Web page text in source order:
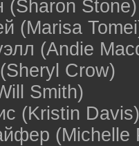
Stone)
(Marisa
(Andie
Crow)
Smith)
(Kristin Davis)
(Michelle